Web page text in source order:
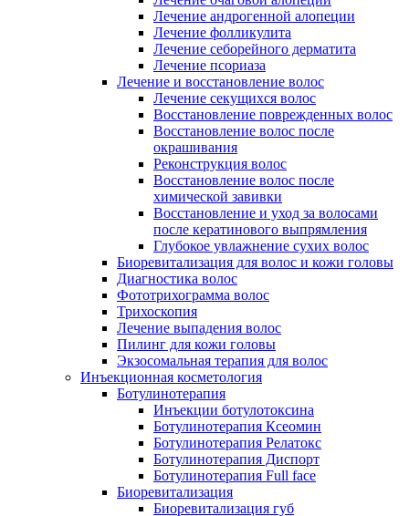
Лечение андрогенной алопеции
Лечение фолликулита
Лечение себорейного дерматита
Лечение псориаза
Лечение и восстановление волос
Лечение секущихся волос
Восстановление поврежденных волос
Восстановление волос после
окрашивания
Реконструкция волос
Восстановление волос после
химической завивки
Восстановление и уход за волосами
после кератинового выпрямления
Глубокое увлажнение сухих волос
Биоревитализация для волос и кожи головы
Диагностика волос
Фототрихограмма волос
Трихоскопия
Лечение выпадения волос
Пилинг для кожи головы
Экзосомальная терапия для волос
Инъекционная косметология
Ботулинотерапия
Инъекции ботулотоксина
Ботулинотерапия Ксеомин
Ботулинотерапия Релатокс
Ботулинотерапия Диспорт
Ботулинотерапия Full face
Биоревитализация
Биоревитализация губ